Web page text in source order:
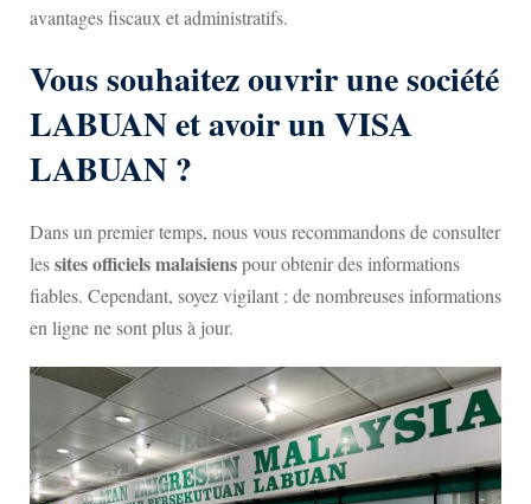
avantages fiscaux et administratifs.
Vous souhaitez ouvrir une société
LABUAN et avoir un VISA
LABUAN ?
Dans un premier temps, nous vous recommandons de consulter
lessites officiels malaisienspour obtenir des informations
fiables. Cependant, soyez vigilant : de nombreuses informations
en ligne ne sont plus à jour.